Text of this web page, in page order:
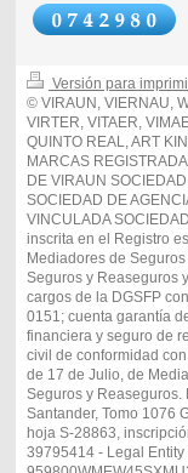
Versión para
© VIRAUN, VIERNAU,
VIRTER, VITAER,
QUINTO REAL, ART
MARCAS
DE VIRAUN
SOCIEDAD DE
VINCULADA
inscrita en el Registro
Mediadores de
Seguros y Reaseguros
cargos de la DGSFP
0151; cuenta garantía
financiera y seguro de
civil de conformidad
de 17 de Julio, de
Seguros y Reaseguros.
Santander, Tomo 1076
hoja S-28863,
39795414 - Legal Entity